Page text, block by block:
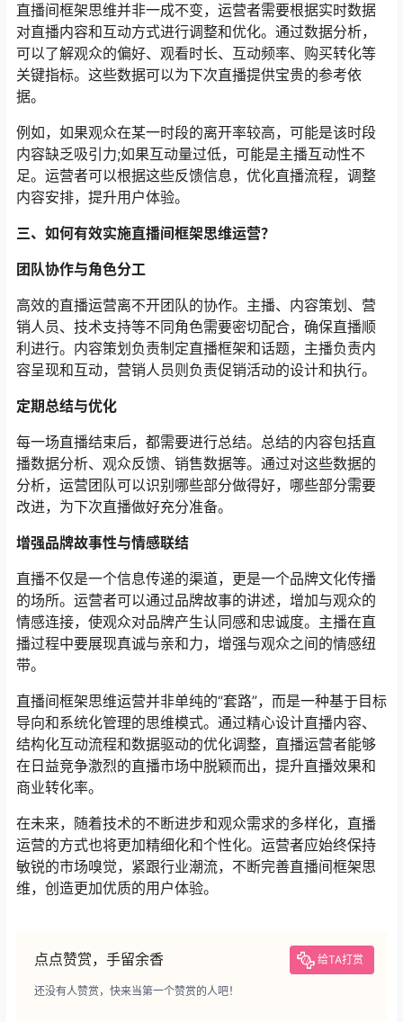
直播间框架思维并非一成不变，运营者需要根据实时数据
对直播内容和互动方式进行调整和优化。通过数据分析，
可以了解观众的偏好、观看时长、互动频率、购买转化等
关键指标。这些数据可以为下次直播提供宝贵的参考依
据。
例如，如果观众在某一时段的离开率较高，可能是该时段
内容缺乏吸引力;如果互动量过低，可能是主播互动性不
足。运营者可以根据这些反馈信息，优化直播流程，调整
内容安排，提升用户体验。
三、如何有效实施直播间框架思维运营？
团队协作与角色分工
高效的直播运营离不开团队的协作。主播、内容策划、营
销人员、技术支持等不同角色需要密切配合，确保直播顺
利进行。内容策划负责制定直播框架和话题，主播负责内
容呈现和互动，营销人员则负责促销活动的设计和执行。
定期总结与优化
每一场直播结束后，都需要进行总结。总结的内容包括直
播数据分析、观众反馈、销售数据等。通过对这些数据的
分析，运营团队可以识别哪些部分做得好，哪些部分需要
改进，为下次直播做好充分准备。
增强品牌故事性与情感联结
直播不仅是一个信息传递的渠道，更是一个品牌文化传播
的场所。运营者可以通过品牌故事的讲述，增加与观众的
情感连接，使观众对品牌产生认同感和忠诚度。主播在直
播过程中要展现真诚与亲和力，增强与观众之间的情感纽
带。
直播间框架思维运营并非单纯的“套路”，而是一种基于目标
导向和系统化管理的思维模式。通过精心设计直播内容、
结构化互动流程和数据驱动的优化调整，直播运营者能够
在日益竞争激烈的直播市场中脱颖而出，提升直播效果和
商业转化率。
在未来，随着技术的不断进步和观众需求的多样化，直播
运营的方式也将更加精细化和个性化。运营者应始终保持
敏锐的市场嗅觉，紧跟行业潮流，不断完善直播间框架思
维，创造更加优质的用户体验。
点点赞赏，手留余香 给TA打赏
还没有人赞赏，快来当第一个赞赏的人吧！